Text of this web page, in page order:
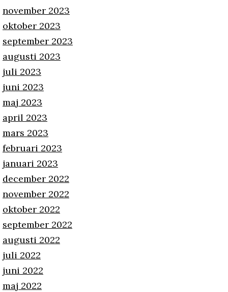
november 2023
oktober 2023
september 2023
augusti 2023
juli 2023
juni 2023
maj 2023
april 2023
mars 2023
februari 2023
januari 2023
december 2022
november 2022
oktober 2022
september 2022
augusti 2022
juli 2022
juni 2022
maj 2022